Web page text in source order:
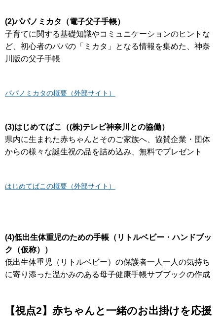
(2)パパノミカタ（電子父子手帳）
子育てに関する基礎知識やコミュニケーションのヒントな
ど、初心者のパパの「ミカタ」となる情報を集めた、神奈
川版の父子手帳
パパノミカタの概要（外部サイト）
(3)はじめてばこ（(株)テレビ神奈川との協働）
県内に生まれた赤ちゃんとそのご家族へ、協賛企業・団体
からの様々な誕生祝の品を詰め込み、無料でプレゼント
はじめてばこの概要（外部サイト）
(4)低出生体重児のための手帳（リトルベビー・ハンドブッ
ク（仮称））
低出生体重児（リトルベビー）の保護者一人一人の気持ち
に寄り添った温かみのある母子健康手帳サブブックの作成
【視点2】赤ちゃんと一緒のお出掛けを応援